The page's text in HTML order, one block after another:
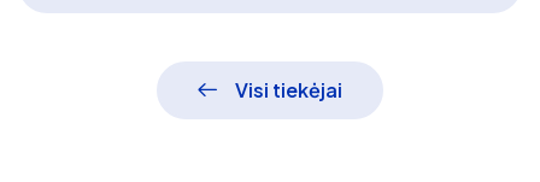
Visi tiekėjai